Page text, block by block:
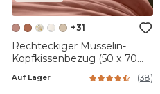
+31
Rechteckiger Musselin-
Kopfkissenbezug (50 x 70
Auf Lager (38)